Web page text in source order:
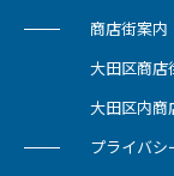
商店街案内
大田区商店
大田区内商
プライバシ